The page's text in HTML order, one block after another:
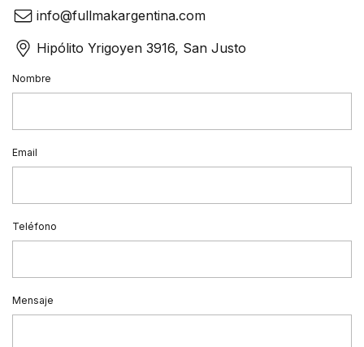
info@fullmakargentina.com
Hipólito Yrigoyen 3916, San Justo
Nombre
Email
Teléfono
Mensaje